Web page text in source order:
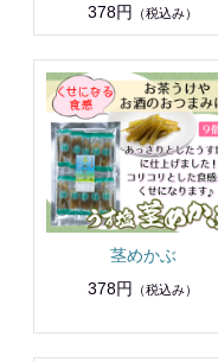
378円
（税込み）
茎めかぶ
378円
（税込み）